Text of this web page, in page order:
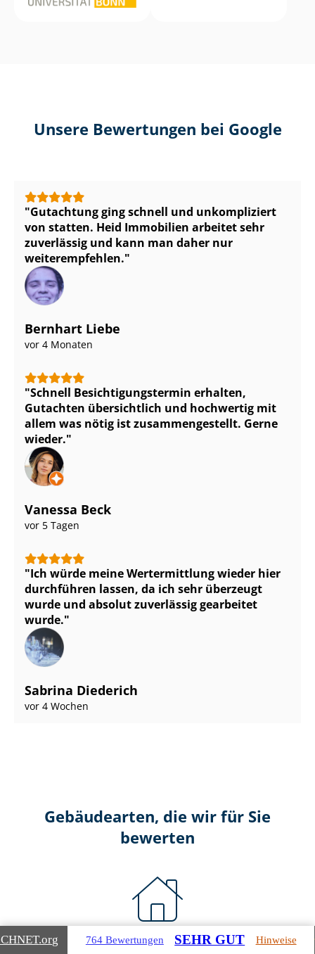
Unsere Bewertungen bei Google
Gutachtung ging schnell und unkompliziert
von statten. Heid Immobilien arbeitet sehr
zuverlässig und kann man daher nur
weiterempfehlen.
Bernhart Liebe
vor 4 Monaten
Schnell Be­sich­ti­gungs­ter­min erhalten,
Gutachten übersichtlich und hochwertig mit
allem was nötig ist zu­sam­men­ge­stellt. Gerne
wieder.
Vanessa Beck
vor 5 Tagen
Ich würde meine Wertermittlung wieder hier
durchführen lassen, da ich sehr überzeugt
wurde und absolut zuverlässig gearbeitet
wurde.
Sabrina Diederich
vor 4 Wochen
Gebäudearten, die wir für Sie
bewerten
Wohnimmobilien
.org 764 Bewertungen SEHR GUT Hinweise